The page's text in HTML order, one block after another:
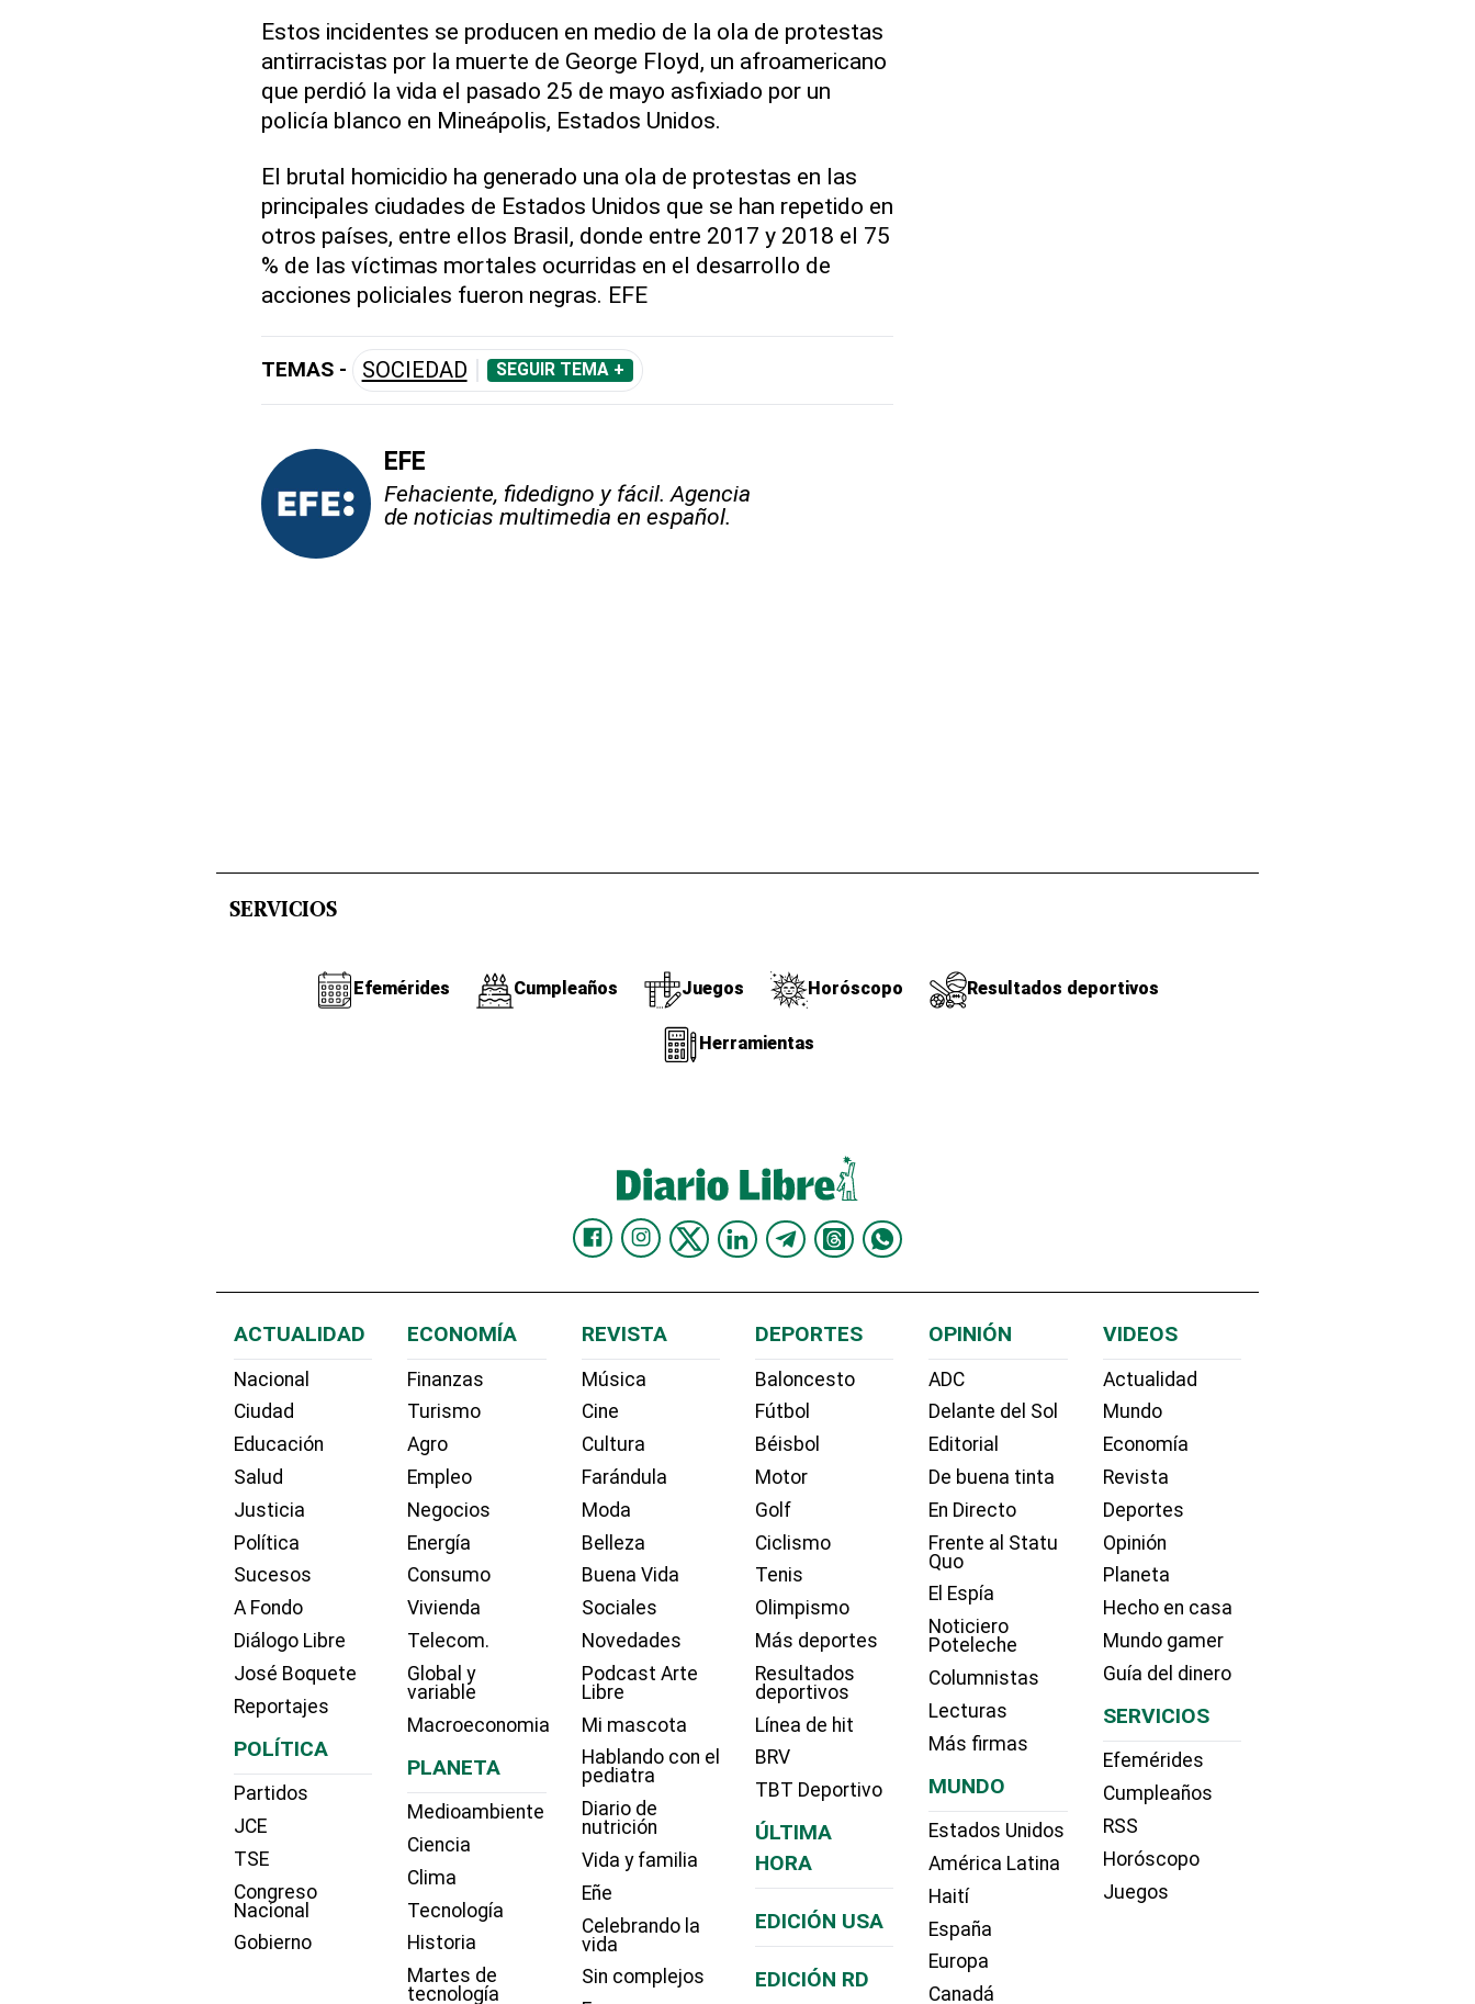
Estos incidentes se producen en medio de la ola de protestas
antirracistas por la muerte de George Floyd, un afroamericano
que perdió la vida el pasado 25 de mayo asfixiado por un
policía blanco en Mineápolis, Estados Unidos.
El brutal homicidio ha generado una ola de protestas en las
principales ciudades de Estados Unidos que se han repetido en
otros países, entre ellos Brasil, donde entre 2017 y 2018 el 75
% de las víctimas mortales ocurridas en el desarrollo de
acciones policiales fueron negras. EFE
TEMAS - SOCIEDAD SEGUIR TEMA +
EFE
Fehaciente, fidedigno y fácil. Agencia
de noticias multimedia en español.
SERVICIOS
Efemérides Cumpleaños Juegos Horóscopo Resultados deportivos
Herramientas
ACTUALIDAD
Nacional
Ciudad
Educación
Salud
Justicia
Política
Sucesos
A Fondo
Diálogo Libre
José Boquete
Reportajes
POLÍTICA
Partidos
JCE
TSE
Congreso
Nacional
Gobierno
ECONOMÍA
Finanzas
Turismo
Agro
Empleo
Negocios
Energía
Consumo
Vivienda
Telecom.
Global y
variable
Macroeconomia
PLANETA
Medioambiente
Ciencia
Clima
Tecnología
Historia
Martes de
tecnología
REVISTA
Música
Cine
Cultura
Farándula
Moda
Belleza
Buena Vida
Sociales
Novedades
Podcast Arte
Libre
Mi mascota
Hablando con el
pediatra
Diario de
nutrición
Vida y familia
Eñe
Celebrando la
vida
Sin complejos
DEPORTES
Baloncesto
Fútbol
Béisbol
Motor
Golf
Ciclismo
Tenis
Olimpismo
Más deportes
Resultados
deportivos
Línea de hit
BRV
TBT Deportivo
ÚLTIMA
HORA
EDICIÓN USA
EDICIÓN RD
OPINIÓN
ADC
Delante del Sol
Editorial
De buena tinta
En Directo
Frente al Statu
Quo
El Espía
Noticiero
Poteleche
Columnistas
Lecturas
Más firmas
MUNDO
Estados Unidos
América Latina
Haití
España
Europa
Canadá
VIDEOS
Actualidad
Mundo
Economía
Revista
Deportes
Opinión
Planeta
Hecho en casa
Mundo gamer
Guía del dinero
SERVICIOS
Efemérides
Cumpleaños
RSS
Horóscopo
Juegos